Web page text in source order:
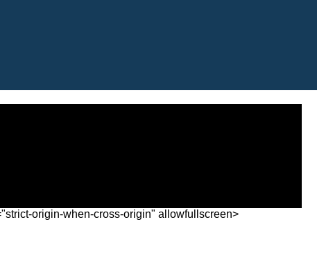
origin-when-cross-origin" allowfullscreen>